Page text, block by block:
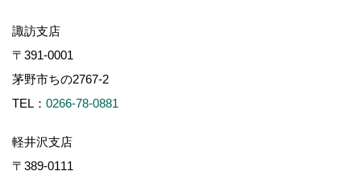
諏訪支店
〒391-0001
茅野市ちの2767-2
TEL： 0266-78-0881
軽井沢支店
〒389-0111